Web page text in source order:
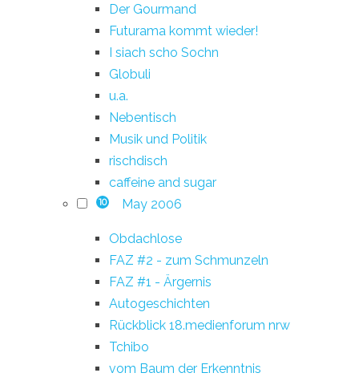
Der Gourmand
Futurama kommt wieder!
I siach scho Sochn
Globuli
u.a.
Nebentisch
Musik und Politik
rischdisch
caffeine and sugar
10 May 2006
Obdachlose
FAZ #2 - zum Schmunzeln
FAZ #1 - Ärgernis
Autogeschichten
Rückblick 18.medienforum nrw
Tchibo
vom Baum der Erkenntnis